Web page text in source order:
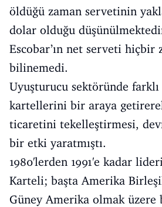
öldüğü zaman servetinin
dolar olduğu
Escobar’ın net serveti hiçbir
bilinemedi.
Uyuşturucu sektöründe
kartellerini bir araya
ticaretini tekelleştirmesi,
bir etki yaratmıştı.
1980'lerden 1991'e kadar
Karteli; başta Amerika
Güney Amerika olmak üzere